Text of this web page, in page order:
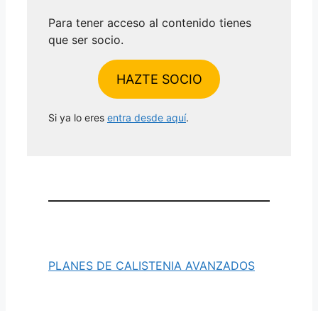
Para tener acceso al contenido tienes
que ser socio.
HAZTE SOCIO
Si ya lo eres entra desde aquí.
PLANES DE CALISTENIA AVANZADOS